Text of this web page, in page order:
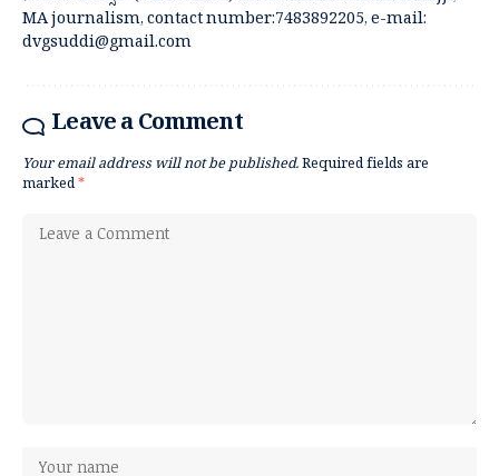
MA journalism, contact number:7483892205, e-mail:
dvgsuddi@gmail.com
Leave a Comment
Your email address will not be published.Required fields are
marked*